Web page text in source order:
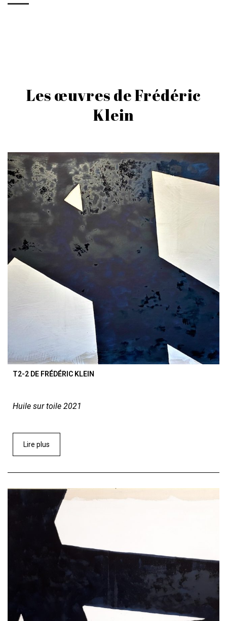
Les œuvres de Frédéric
Klein
T2-2 DE FRÉDÉRIC KLEIN
Huile sur toile 2021
Lire plus